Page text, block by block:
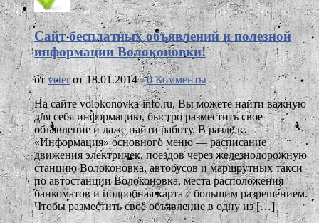
Сайт бесплатных объявлений и полезной
информации Волоконовки!
отveterот 18.01.2014 -0 Комменты
На сайте volokonovka-info.ru, Вы можете найти важную
для себя информацию, быстро разместить свое
объявление и даже найти работу. В разделе
«Информация» основного меню — расписание
движения электричек, поездов через железнодорожную
станцию Волоконовка, автобусов и маршрутных такси
по автостанции Волоконовка, места расположения
банкоматов и подробная карта с большим разрешением.
Чтобы разместить своё объявление в одну из […]